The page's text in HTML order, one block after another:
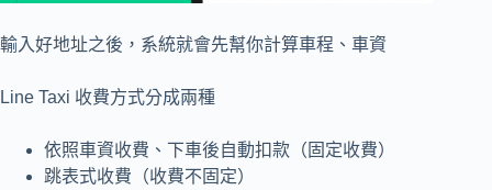
輸入好地址之後，系統就會先幫你計算車程、車資
Line Taxi 收費方式分成兩種
依照車資收費、下車後自動扣款（固定收費）
跳表式收費（收費不固定）